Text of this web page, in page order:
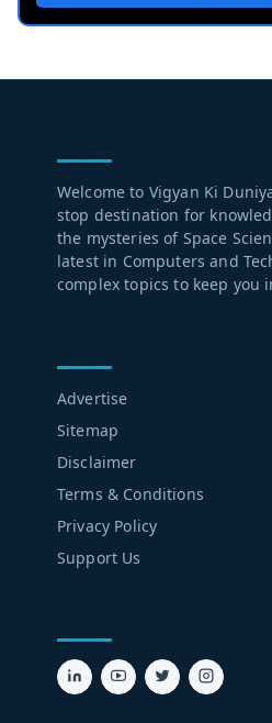
Welcome to Vigyan Ki
stop destination for
the mysteries of Space
latest in Computers and
complex topics to keep you
Advertise
Sitemap
Disclaimer
Terms & Conditions
Privacy Policy
Support Us